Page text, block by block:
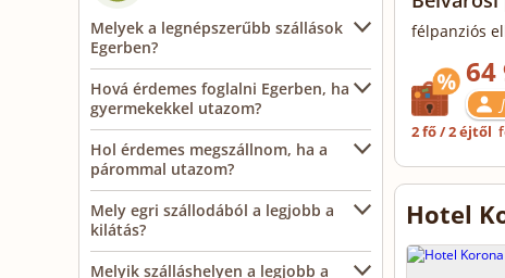
Melyek a legnépszerűbb szállások
Egerben?
Hová érdemes foglalni Egerben, ha
gyermekekkel utazom?
Hol érdemes megszállnom, ha a
párommal utazom?
Mely egri szállodából a legjobb a
kilátás?
Melyik szálláshelyen a legjobb a
félpanziós
64
2 fő / 2 éjtől
Hotel